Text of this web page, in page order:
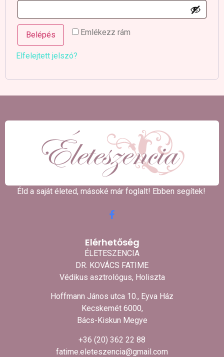
Emlékezz rám
Belépés
Elfelejtett jelszó?
Éld a saját életed, másoké már foglalt! Ebben segítek! ​
Elérhetőség
ÉLETESZENCIA
DR. KOVÁCS FATIME
Védikus asztrológus, Holiszta
Hoffmann János utca 10., Eyva Ház
Kecskemét 6000,
Bács-Kiskun Megye
+36 (20) 362 22 88
fatime.eleteszencia@gmail.com